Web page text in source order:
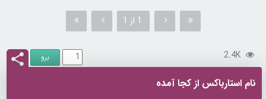
1 از 1
2.4K
نام استارباکس از کجا آمده